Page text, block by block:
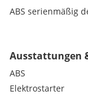
ABS serienmäßig
Stabiles Fahrwerk
Zuverlässige
Ausstattungen
ABS
Elektrostarter